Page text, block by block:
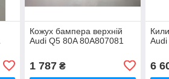
Кожух бампера верхній
Audi Q5 80A 80A807081
1 787₴ 6